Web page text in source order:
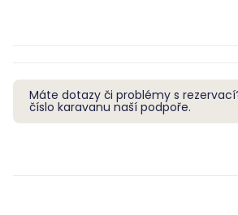
Máte dotazy či problémy s
číslo karavanu naší podpoře.